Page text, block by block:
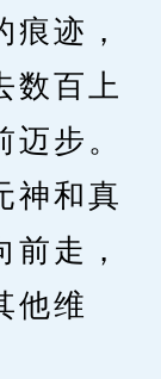
迹，
数百上
步。
和真
走，
他维